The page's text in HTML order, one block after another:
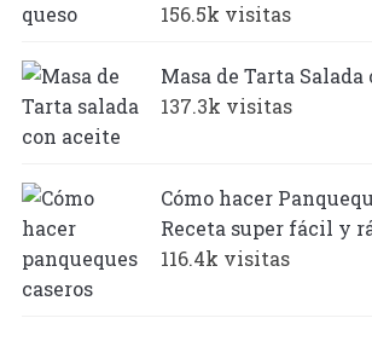
156.5k visitas
Masa de Tarta
137.3k visitas
Cómo hacer
Receta super fácil y
116.4k visitas